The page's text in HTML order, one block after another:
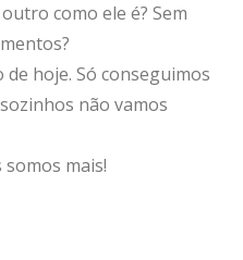
como ele é? Sem
hoje. Só conseguimos
não vamos
mais!